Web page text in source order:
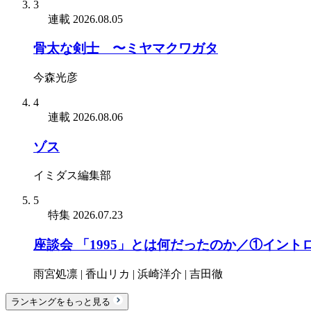
3
連載 2026.08.05
骨太な剣士 〜ミヤマクワガタ
今森光彦
4
連載 2026.08.06
ゾス
イミダス編集部
5
特集 2026.07.23
座談会 「1995」とは何だったのか／①イント
雨宮処凛 | 香山リカ | 浜崎洋介 | 吉田徹
ランキングをもっと見る